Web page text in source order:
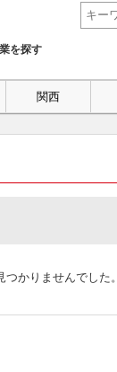
を探す
関西
かりませんでした。